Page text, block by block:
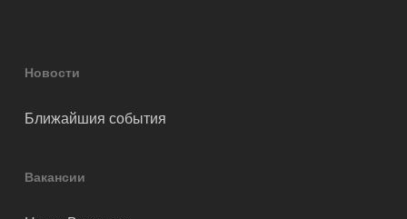
Новости
Ближайшия события
Вакансии